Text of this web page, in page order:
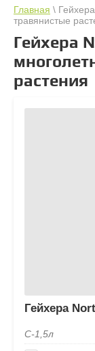
Главная \
травянистые
Гейхера
растения
Гейхера
С-1,5л